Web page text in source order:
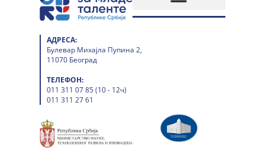
АДРЕСА:
Булевар Михајла Пупина 2,
11070 Београд
ТЕЛЕФОН:
011 311 07 85 (10 - 12ч)
011 311 27 61